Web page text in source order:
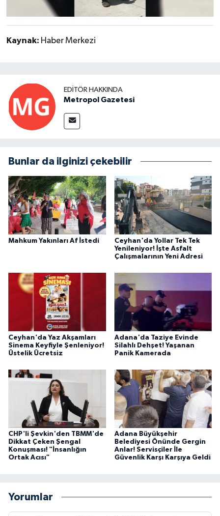
Kaynak: Haber Merkezi
EDITÖR HAKKINDA
Metropol Gazetesi
Bunlar da ilginizi çekebilir
Mahkum Yakınları Af İstedi
Ceyhan'da Yollar Tek Tek
Yenileniyor! İşte Asfalt
Çalışmalarının Yeni Adresi
Ceyhan'da Yaz Akşamları
Sinema Keyfiyle Şenleniyor!
Üstelik Ücretsiz
Adana'da Taziye Evinde
Silahlı Dehşet! Yaşanan
Panik Kamerada
CHP'li Şevkin'den TBMM'de
Dikkat Çeken Şengal
Konuşması! "İnsanlığın
Ortak Acısı"
Adana Büyükşehir
Belediyesi Önünde Gergin
Anlar! Servisçiler İle
Güvenlik Karşı Karşıya Geldi
Yorumlar